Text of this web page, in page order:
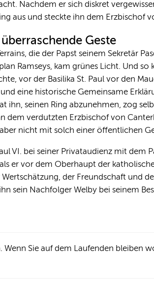
Nachdem er sich diskret
aus und steckte ihn dem Erzbischof
Geste
die der Papst seinem Sekretär
Ramseys, kam grünes Licht. Und so
vor der Basilika St. Paul vor den
eine historische Gemeinsame
ihn, seinen Ring abzunehmen, zog
dem verdutzten Erzbischof von
nicht mit solch einer öffentlichen
VI. bei seiner Privataudienz mit dem
er vor dem Oberhaupt der
der Freundschaft und
sein Nachfolger Welby bei seinem
Wenn Sie auf dem Laufenden bleiben